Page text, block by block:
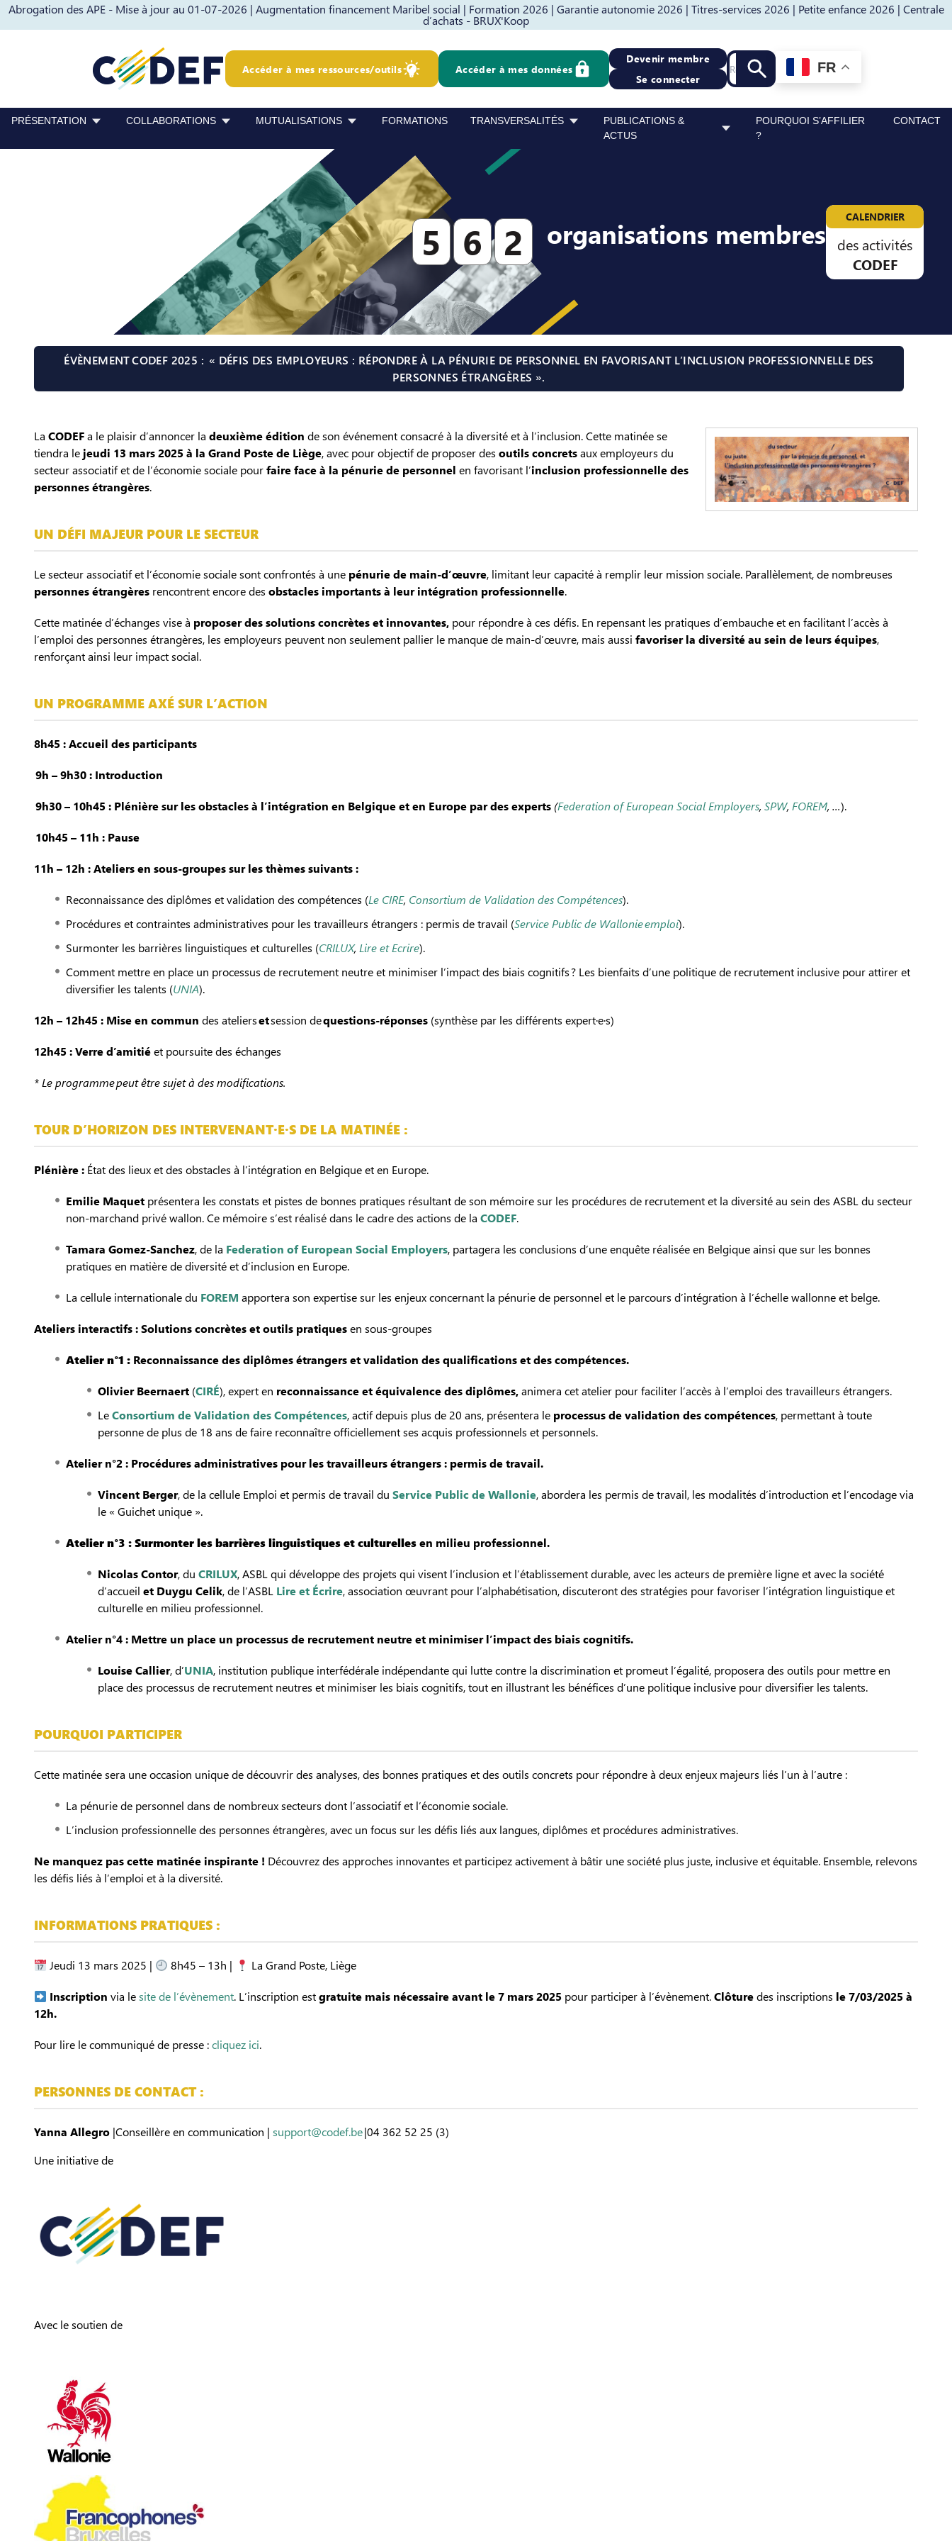
Abrogation des APE - Mise à jour au 01-07-2026 | Augmentation financement Maribel social | Formation 2026 | Garantie autonomie 2026 | Titres-services 2026 | Petite enfance 2026 | Centrale
d’achats - BRUX'Koop
Passer au contenu Passer au pied de page
Accéder à mes ressources/outils Accéder à mes données
Devenir membre
Se connecter
Recherche
Lancer la recherche
FR
PRÉSENTATION COLLABORATIONS MUTUALISATIONS FORMATIONS TRANSVERSALITÉS
PUBLICATIONS &
ACTUS
POURQUOI S’AFFILIER
?
CONTACT
5 6 2 organisations membres CALENDRIER
des activités
CODEF
ÉVÈNEMENT CODEF 2025 : « DÉFIS DES EMPLOYEURS : RÉPONDRE À LA PÉNURIE DE PERSONNEL EN FAVORISANT L’INCLUSION PROFESSIONNELLE DES
PERSONNES ÉTRANGÈRES ».
La CODEFa le plaisir d’annoncer la deuxième édition de son événement consacré à la diversité et à l’inclusion. Cette matinée se
tiendra le jeudi 13 mars 2025 à la Grand Poste de Liège, avec pour objectif de proposer des outils concretsaux employeurs du
secteur associatif et de l’économie sociale pourfaire face à la pénurie de personnel en favorisant l’inclusion professionnelle des
personnes étrangères.
UN DÉFI MAJEUR POUR LE SECTEUR
Le secteur associatif et l’économie sociale sont confrontés à une pénurie de main-d’œuvre, limitant leur capacité à remplir leur mission sociale. Parallèlement, de nombreuses
personnes étrangères rencontrent encore des obstacles importants à leur intégration professionnelle.
Cette matinée d’échanges vise à proposer des solutions concrètes et innovantes, pour répondre à ces défis. En repensant les pratiques d’embauche et en facilitant l’accès à
l’emploi des personnes étrangères, les employeurs peuvent non seulement pallier le manque de main-d’œuvre, mais aussi favoriser la diversité au sein de leurs équipes,
renforçant ainsi leur impact social.
UN PROGRAMME AXÉ SUR L’ACTION
8h45 : Accueil des participants
9h – 9h30 : Introduction
9h30 – 10h45 : Plénière sur les obstacles à l’intégration en Belgique et en Europe par des experts (Federation of European Social Employers, SPW, FOREM, …).
10h45 – 11h : Pause
11h – 12h : Ateliers en sous-groupes sur les thèmes suivants :
Reconnaissance des diplômes et validation des compétences (Le CIRE, Consortium de Validation des Compétences).
Procédures et contraintes administratives pour les travailleurs étrangers : permis de travail (Service Public de Wallonie emploi).
Surmonter les barrières linguistiques et culturelles (CRILUX, Lire et Ecrire).
Comment mettre en place un processus de recrutement neutre et minimiser l’impact des biais cognitifs ? Les bienfaits d’une politique de recrutement inclusive pour attirer et
diversifier les talents (UNIA).
12h – 12h45 : Mise en commun des ateliersetsession dequestions-réponses (synthèse par les différents expert·e·s)
12h45 : Verre d’amitiéet poursuite des échanges
* Le programme peut être sujet à des modifications.
TOUR D’HORIZON DES INTERVENANT·E·S DE LA MATINÉE :
Plénière : État des lieux et des obstacles à l’intégration en Belgique et en Europe.
Emilie Maquet présentera les constats et pistes de bonnes pratiques résultant de son mémoire sur les procédures de recrutement et la diversité au sein des ASBL du secteur
non-marchand privé wallon. Ce mémoire s’est réalisé dans le cadre des actions de la CODEF.
Tamara Gomez-Sanchez, de la Federation of European Social Employers, partagera les conclusions d’une enquête réalisée en Belgique ainsi que sur les bonnes
pratiques en matière de diversité et d’inclusion en Europe.
La cellule internationale du FOREM apportera son expertise sur les enjeux concernant la pénurie de personnel et le parcours d’intégration à l’échelle wallonne et belge.
Ateliers interactifs : Solutions concrètes et outils pratiquesen sous-groupes
Atelier n°1 : Reconnaissance des diplômes étrangers et validation des qualifications et des compétences.
Olivier Beernaert (CIRÉ), expert en reconnaissance et équivalence des diplômes,animera cet atelier pour faciliter l’accès à l’emploi des travailleurs étrangers.
LeConsortium de Validation des Compétences, actif depuis plus de 20 ans, présentera le processus de validation des compétences, permettant à toute
personne de plus de 18 ans de faire reconnaître officiellement ses acquis professionnels et personnels.
Atelier n°2 : Procédures administratives pour les travailleurs étrangers : permis de travail.
Vincent Berger, de la cellule Emploi et permis de travail du Service Public de Wallonie, abordera les permis de travail, les modalités d’introduction et l’encodage via
le « Guichet unique ».
Atelier n°3 : Surmonter les barrières linguistiques et culturellesen milieu professionnel.
Nicolas Contor, du CRILUX,ASBL qui développe des projets qui visent l’inclusion et l’établissement durable, avec les acteurs de première ligne et avec la société
d’accueil et Duygu Celik, de l’ASBL Lire et Écrire, association œuvrant pour l’alphabétisation, discuteront des stratégies pour favoriser l’intégration linguistique et
culturelle en milieu professionnel.
Atelier n°4 : Mettre un place un processus de recrutement neutre et minimiser l’impact des biais cognitifs.
Louise Callier, d’UNIA, institution publique interfédérale indépendante qui lutte contre la discrimination et promeut l’égalité, proposera des outils pour mettre en
place des processus de recrutement neutres et minimiser les biais cognitifs, tout en illustrant les bénéfices d’une politique inclusive pour diversifier les talents.
POURQUOI PARTICIPER
Cette matinée sera une occasion unique de découvrir des analyses, des bonnes pratiques et des outils concrets pour répondre à deux enjeux majeurs liés l’un à l’autre :
La pénurie de personnel dans de nombreux secteurs dont l’associatif et l’économie sociale.
L’inclusion professionnelle des personnes étrangères, avec un focus sur les défis liés aux langues, diplômes et procédures administratives.
Ne manquez pas cette matinée inspirante ! Découvrez des approches innovantes et participez activement à bâtir une société plus juste, inclusive et équitable. Ensemble, relevons
les défis liés à l’emploi et à la diversité.
INFORMATIONS PRATIQUES :
Jeudi 13 mars 2025 | 8h45 – 13h | La Grand Poste, Liège
Inscriptionvia lesite de l’évènement. L’inscription estgratuite mais nécessaire avant le 7 mars 2025 pour participer à l’évènement.Clôturedes inscriptions le 7/03/2025 à
12h.
Pour lire le communiqué de presse :cliquez ici.
PERSONNES DE CONTACT :
Yanna Allegro |Conseillère en communication | support@codef.be|04 362 52 25 (3)
Une initiative de
Avec le soutien de